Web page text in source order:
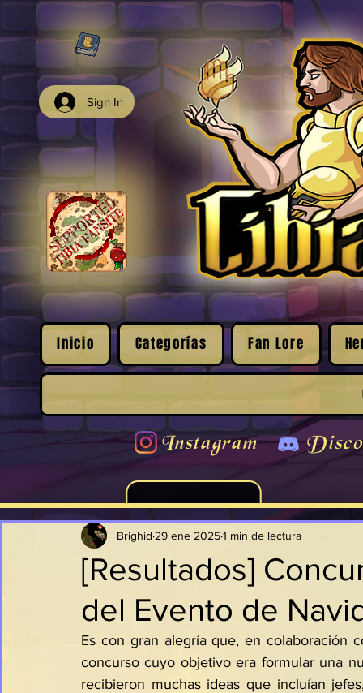
Sign In
Inicio Categorías Fan Lore
Instagram
[Resultados]
del Evento de
Brighid 29 ene 20251 min de lectura
Es con gran alegría que, en colaboración
concurso cuyo objetivo era formular una
recibieron muchas ideas que incluían